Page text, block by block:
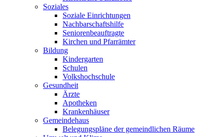
Soziales
Soziale Einrichtungen
Nachbarschaftshilfe
Seniorenbeauftragte
Kirchen und Pfarrämter
Bildung
Kindergarten
Schulen
Volkshochschule
Gesundheit
Ärzte
Apotheken
Krankenhäuser
Gemeindehaus
Belegungspläne der gemeindlichen Räume